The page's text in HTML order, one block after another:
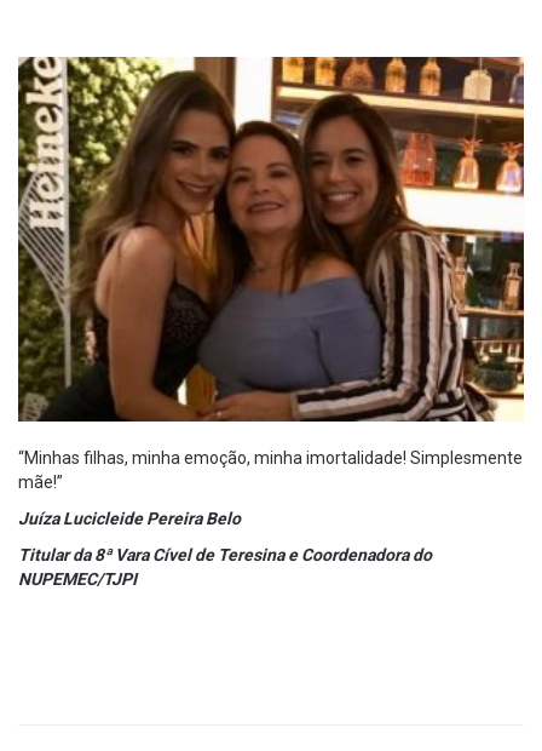
“Minhas filhas, minha emoção, minha imortalidade! Simplesmente
mãe!”
Juíza Lucicleide Pereira Belo
Titular da 8ª Vara Cível de Teresina e Coordenadora do
NUPEMEC/TJPI